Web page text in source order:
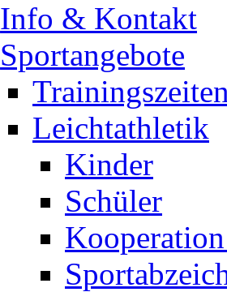
Info & Kontakt
Sportangebote
Leichtathletik
Kinder
Schüler